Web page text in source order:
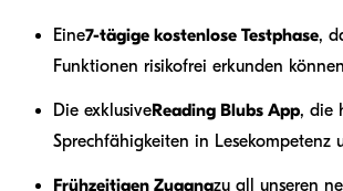
Eine7-tägige kostenlose Testphase,
Funktionen risikofrei erkunden
Die exklusiveReading Blubs App, die
Sprechfähigkeiten in Lesekompetenz
Frühzeitigen Zugangzu all unseren